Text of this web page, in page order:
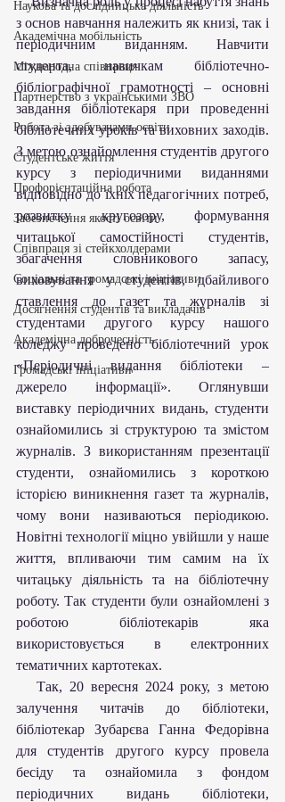
Наукова та дослідницька діяльність
Академічна мобільність
Міжнародна співпраця
Партнерство з українськими ЗВО
Робота зі здобувачами освіти
Студентське життя
Профорієнтаційна робота
Забезпечення якості освіти
Співпраця зі стейкхолдерами
Соціальні та громадські ініціативи
Досягнення студентів та викладачів
Академічна доброчесність
Громадські ініціативи
з основ навчання належить як книзі, так і
періодичним виданням. Навчити
студента, навичкам бібліотечно-
бібліографічної грамотності – основні
завдання бібліотекаря при проведенні
бібліотечних уроків та виховних заходів.
З метою ознайомлення студентів другого
курсу з періодичними виданнями
відповідно до їхніх педагогічних потреб,
розвитку кругозору, формування
читацької самостійності студентів,
збагачення словникового запасу,
виховування у студентів, дбайливого
ставлення до газет та журналів зі
студентами другого курсу нашого
коледжу проведено бібліотечний урок
«Періодичні видання бібліотеки –
джерело інформації». Оглянувши
виставку періодичних видань, студенти
ознайомились зі структурою та змістом
журналів. З використанням презентації
студенти, ознайомились з короткою
історією виникнення газет та журналів,
чому вони називаються періодикою.
Новітні технології міцно увійшли у наше
життя, впливаючи тим самим на їх
читацьку діяльність та на бібліотечну
роботу. Так студенти були ознайомлені з
роботою бібліотекарів яка
використовується в електронних
тематичних картотеках.
Так, 20 вересня 2024 року, з метою
залучення читачів до бібліотеки,
бібліотекар Зубарєва Ганна Федорівна
для студентів другого курсу провела
бесіду та ознайомила з фондом
періодичних видань бібліотеки,